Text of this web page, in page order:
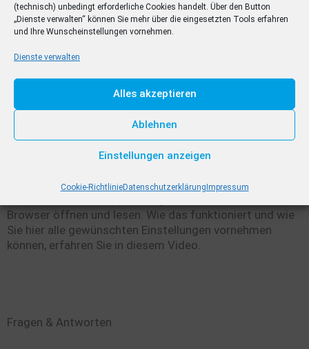
(technisch) unbedingt erforderliche Cookies handelt. Über den Button
„Dienste verwalten“ können Sie mehr über die eingesetzten Tools erfahren
und Ihre Wunscheinstellungen vornehmen.
Dienste verwalten
Alles akzeptieren
Ablehnen
Einstellungen anzeigen
Cookie-RichtlinieDatenschutzerklärungImpressum
Browser öffnen und lesen. Wie das funktioniert und wie
Sie hier alle gewünschten Einstellungen vornehmen
können, erfahren Sie in diesem Video.
Fragen & Antworten